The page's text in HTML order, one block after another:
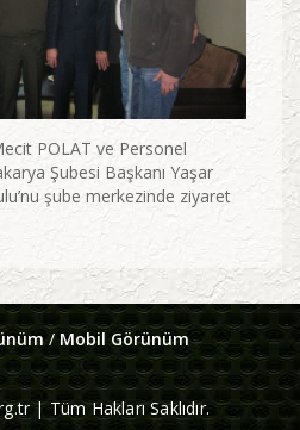
POLAT ve Personel
Şubesi Başkanı Yaşar
şube merkezinde ziyaret
/ Mobil Görünüm
| Tüm Hakları Saklıdır.